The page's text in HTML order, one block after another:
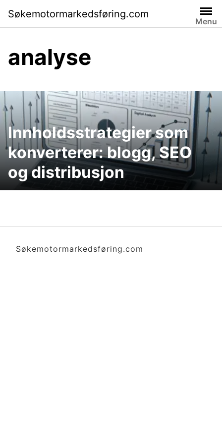
content
Søkemotormarkedsføring.com
Menu
analyse
Innholdsstrategier som
konverterer: blogg, SEO
og distribusjon
Søkemotormarkedsføring.com